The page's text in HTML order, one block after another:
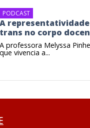
PODCAST
A representatividade
trans no corpo
A professora Melyssa
que vivencia a...